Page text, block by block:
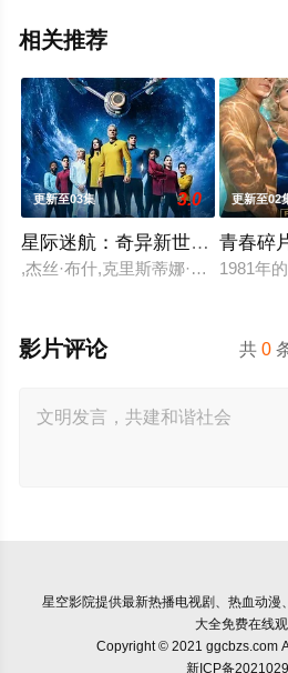
相关推荐
更新至03集 3.0
星际迷航：奇异新世界 第四季
,杰丝·布什,克里斯蒂娜·钟,西莉亚·
更新至02
青春碎
1981年
共0
影片评论
星空影院提供最新热播电视剧、热血动漫
大全免费在线
Copyright © 2021 ggcbzs.com
新ICP备